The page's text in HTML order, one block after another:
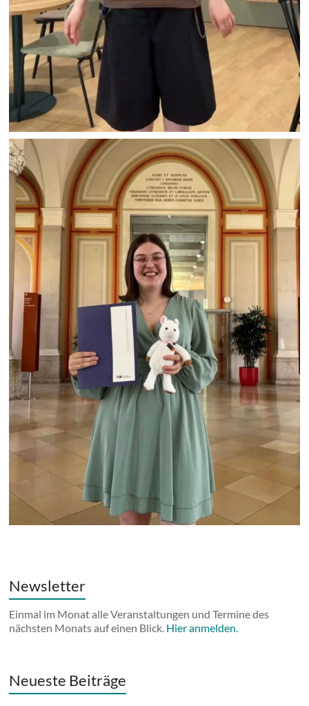
Newsletter
Einmal im Monat alle Veranstaltungen und Termine des
nächsten Monats auf einen Blick. Hier anmelden.
Neueste Beiträge